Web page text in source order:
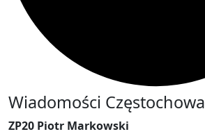
Wiadomości Częstochowa
ZP20 Piotr Markowski